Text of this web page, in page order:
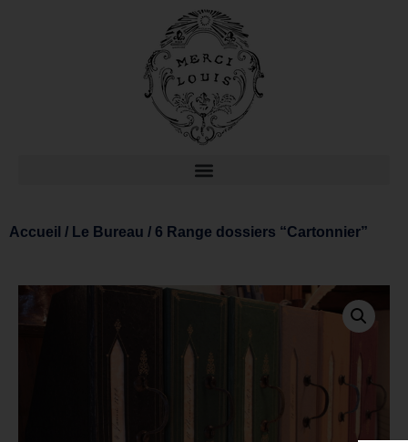
Accueil / Le Bureau / 6 Range dossiers “Cartonnier”